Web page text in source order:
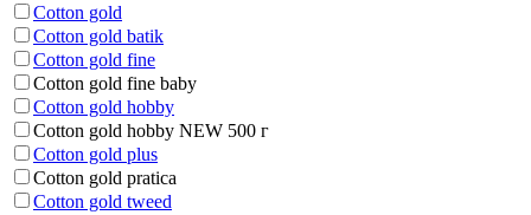
Cotton gold
Cotton gold batik
Cotton gold fine
Cotton gold fine baby
Cotton gold hobby
Cotton gold hobby NEW 500 г
Cotton gold plus
Cotton gold pratica
Cotton gold tweed